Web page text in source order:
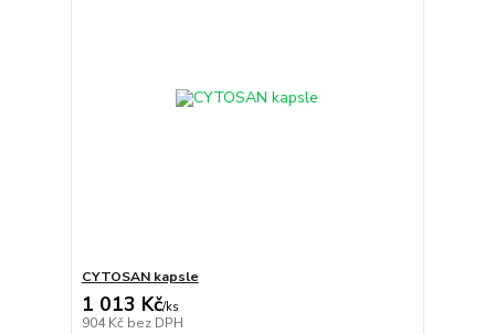
CYTOSAN kapsle
1 013 Kč/ks
904 Kč bez DPH